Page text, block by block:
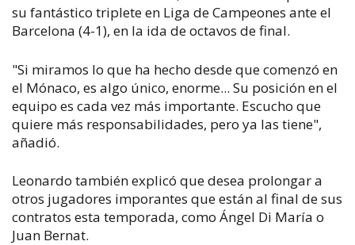
su fantástico triplete en Liga de Campeones ante el
Barcelona (4-1), en la ida de octavos de final.
"Si miramos lo que ha hecho desde que comenzó en
el Mónaco, es algo único, enorme... Su posición en el
equipo es cada vez más importante. Escucho que
quiere más responsabilidades, pero ya las tiene",
añadió.
Leonardo también explicó que desea prolongar a
otros jugadores imporantes que están al final de sus
contratos esta temporada, como Ángel Di María o
Juan Bernat.